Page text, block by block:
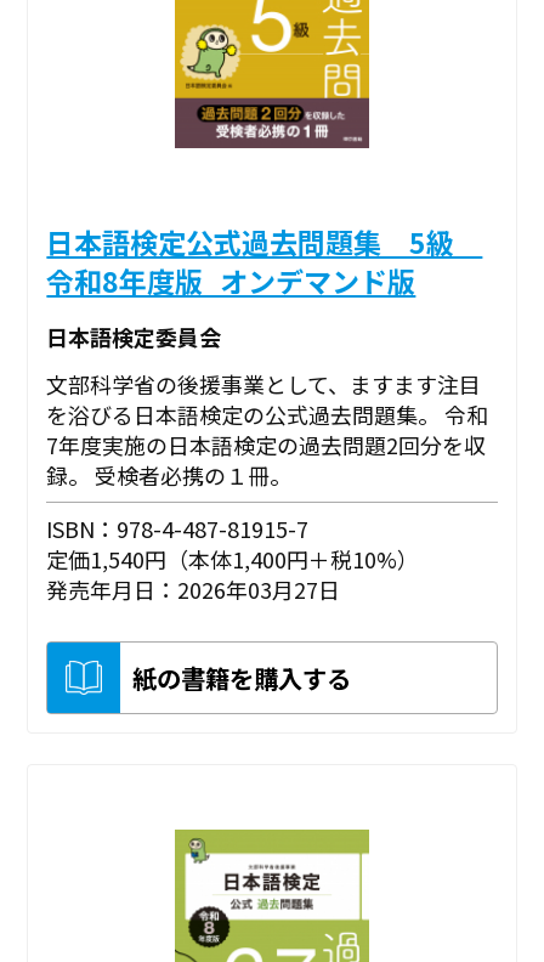
日本語検定公式過去問題集 5級
令和8年度版_オンデマンド版
日本語検定委員会
文部科学省の後援事業として、ますます注目
を浴びる日本語検定の公式過去問題集。 令和
7年度実施の日本語検定の過去問題2回分を収
録。 受検者必携の１冊。
ISBN：978-4-487-81915-7
定価1,540円（本体1,400円＋税10%）
発売年月日：2026年03月27日
紙の書籍を購入する